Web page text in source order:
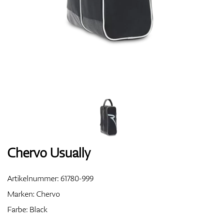
Schuhe
Bags
Chervo Usually
Artikelnummer:61780-999
Marken:Chervo
Farbe: Black